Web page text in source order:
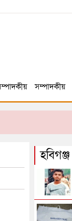
সম্পাদকীয়
হবিগঞ্জ